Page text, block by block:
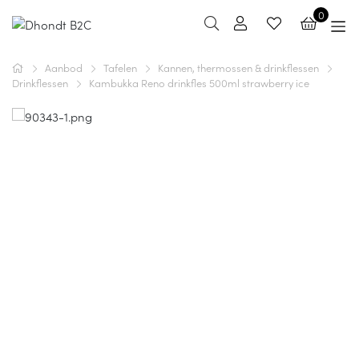
0
Aanbod Tafelen
Kannen, thermossen & drinkflessen
Drinkflessen
Kambukka Reno drinkfles 500ml strawberry ice